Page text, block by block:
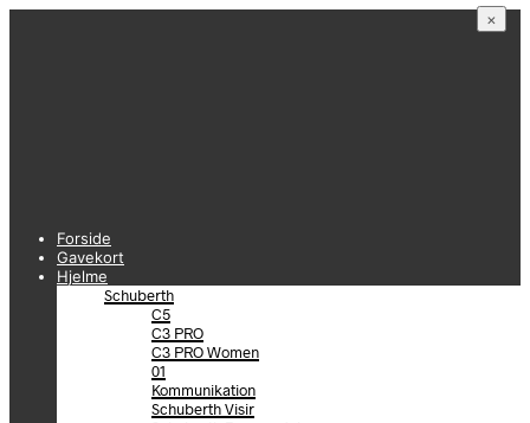
Forside
Gavekort
Hjelme
Schuberth
C5
C3 PRO
C3 PRO Women
01
Kommunikation
Schuberth Visir
×